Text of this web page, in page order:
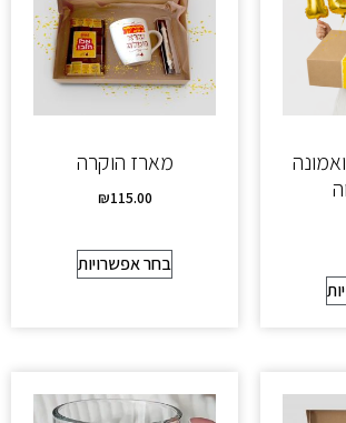
מארז הוקרה
₪115.00
בחר אפשרויות